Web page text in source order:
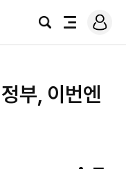
검
전
로
그
부, 이번엔